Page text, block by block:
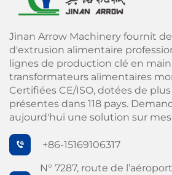
Jinan Arrow Machinery fournit
d'extrusion alimentaire
lignes de production clé en
transformateurs alimentaires
Certifiées CE/ISO, dotées de
présentes dans 118 pays.
aujourd'hui une solution sur
+86-15169106317
N° 7287, route de